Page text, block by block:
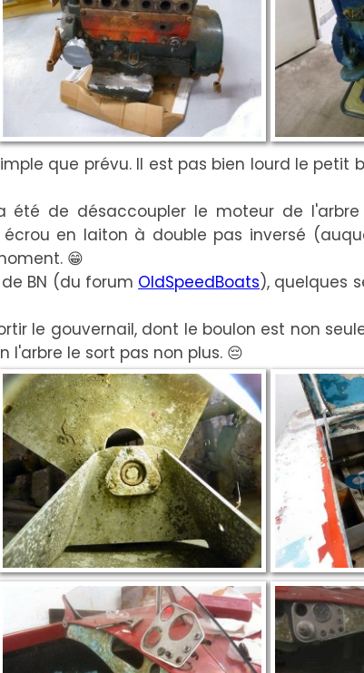
que prévu. Il est pas bien lourd le petit
été de désaccoupler le moteur de
écrou en laiton à double pas inversé
😁
BN (du forum OldSpeedBoats), quelques
le gouvernail, dont le boulon est non
l'arbre le sort pas non plus. 😔